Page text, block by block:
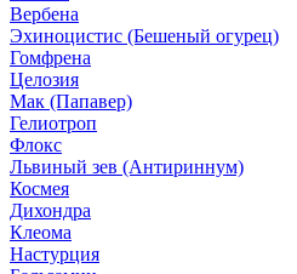
Вербена
Эхиноцистис (Бешеный огурец)
Гомфрена
Целозия
Мак (Папавер)
Гелиотроп
Флокс
Львиный зев (Антириннум)
Космея
Дихондра
Клеома
Настурция